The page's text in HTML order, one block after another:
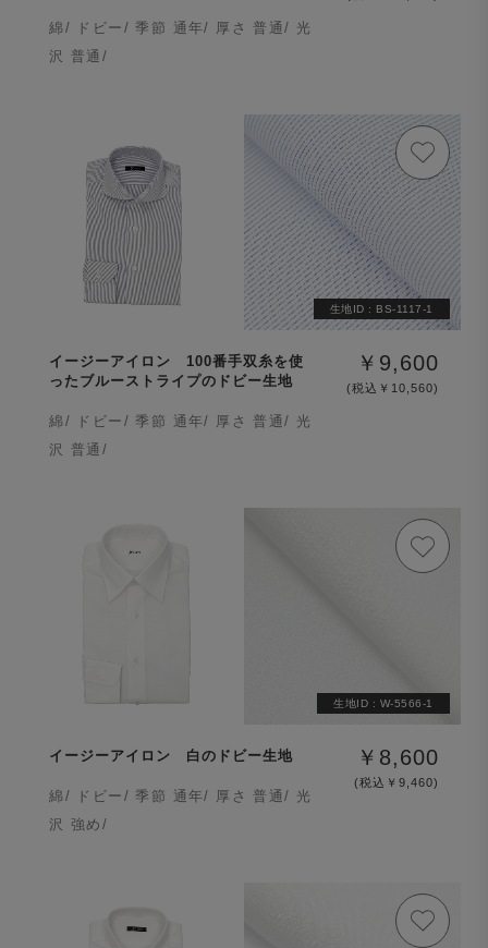
綿/ ドビー/ 季節 通年/ 厚さ 普通/ 光
沢 普通/
生地ID : BS-1117-1
イージーアイロン 100番手双糸を使
ったブルーストライプのドビー生地
綿/ ドビー/ 季節 通年/ 厚さ 普通/ 光
沢 普通/
￥9,600
(税込￥10,560)
生地ID : W-5566-1
イージーアイロン 白のドビー生地
綿/ ドビー/ 季節 通年/ 厚さ 普通/ 光
沢 強め/
￥8,600
(税込￥9,460)